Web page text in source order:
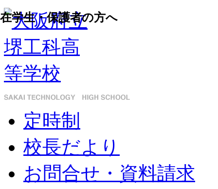
定時制
校長だより
お問合せ・資料請求
在学生・保護者の方へ